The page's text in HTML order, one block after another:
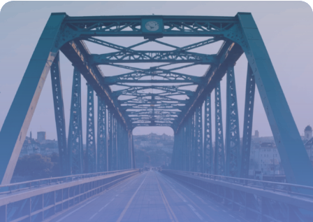
nocturne
16 juin 2026